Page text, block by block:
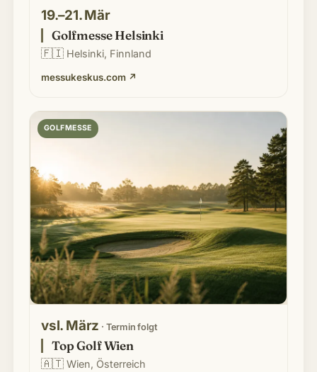
19.–21. Mär
Golfmesse Helsinki
🇫🇮Helsinki, Finnland
messukeskus.com ↗
GOLFMESSE
vsl. März · Termin folgt
Top Golf Wien
🇦🇹Wien, Österreich